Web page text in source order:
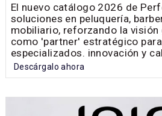
El nuevo catálogo 2026 de
soluciones en peluquería,
mobiliario, reforzando la visión
como 'partner' estratégico
especializados. innovación y
Descárgalo ahora